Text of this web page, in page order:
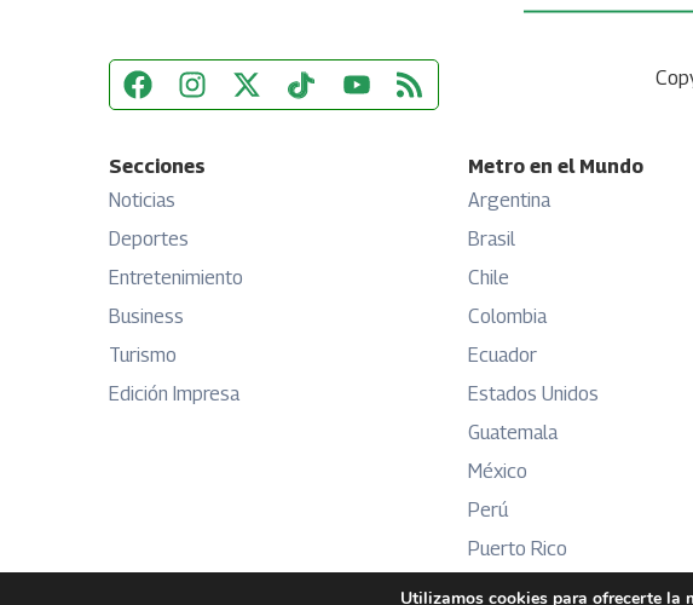
Secciones
Noticias
Deportes
Entretenimiento
Business
Turismo
Edición Impresa
Metro en el Mundo
Argentina
Brasil
Chile
Colombia
Ecuador
Estados Unidos
Guatemala
México
Perú
Puerto Rico
Utilizamos cookies para ofrecerte la